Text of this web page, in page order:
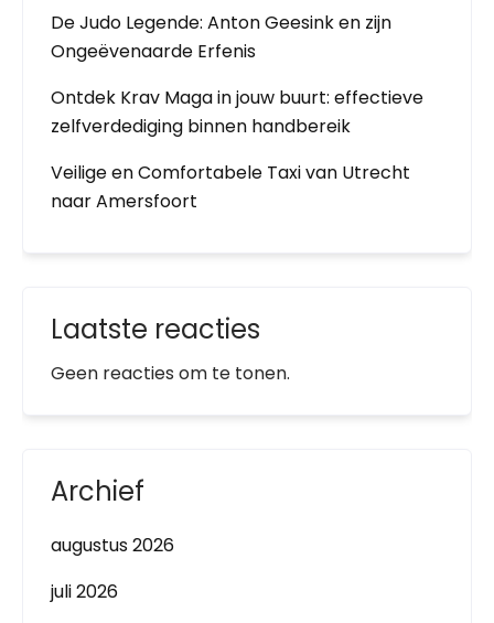
De Judo Legende: Anton Geesink en zijn
Ongeëvenaarde Erfenis
Ontdek Krav Maga in jouw buurt: effectieve
zelfverdediging binnen handbereik
Veilige en Comfortabele Taxi van Utrecht
naar Amersfoort
Laatste reacties
Geen reacties om te tonen.
Archief
augustus 2026
juli 2026